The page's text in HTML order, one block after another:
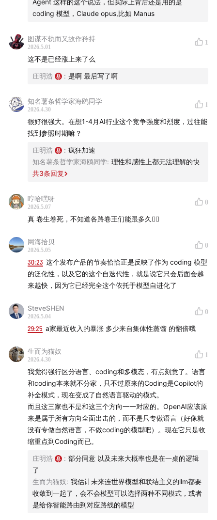
（想加粉丝群的请先+微信：rosicky311)
Agent 这样的这个说法，但实际上背后还是用的是
coding 模型，Claude opus,比如 Manus
图谋不轨而又故作矜持
2026.5.01
1
这不是已经涨上来了么
庄明浩 : 是啊 最后写了啊
知名薯条哲学家海鸥同学
2026.4.30
1
很好很强大。在想1-4月AI行业这个竞争强度和烈度，过往能
找到参照时期嘛？
庄明浩 : 疯狂加速
知名薯条哲学家海鸥同学: 理性和感性上都无法理解的快
共3条回复
哼哈嘿呀
2026.5.07
0
真 卷生卷死，不知道各路卷王们能跟多久😮‍💨
网海拾贝
2026.5.05
0
30:23 这个发布产品的节奏恰恰正是反映了作为 coding 模型
的泛化性，以及它的这个自迭代性，就是说它只会后面会越
来越快，因为它已经完全这个依托于模型自进化了
SteveSHEN
2026.5.04
0
29:25 a家最近收入的暴涨 多少来自集体性蒸馏 的翻倍哦
生而为猫奴
2026.4.30
1
我觉得强行区分语言、coding和多模态，有点刻意了。语言
和coding本来就不分家，只不过原来的Coding是Copilot的
补全模式，现在变成了自然语言驱动的模式。
而且这三家也不是和这三个方向一一对应的。OpenAI应该原
来是属于所有方向全面出击的，而不是只专做语言（好像就
没有专做自然语言，不做coding的模型吧）。现在它只是收
缩重点到Coding而已。
庄明浩 : 部分同意 以及未来大概率也是在一桌的逻辑
了
生而为猫奴: 我估计未来连世界模型和联结主义的llm都要
收敛到一起了，会不会模型可以选择两种不同模式，或者
是给你智能路由到对应路线的模型